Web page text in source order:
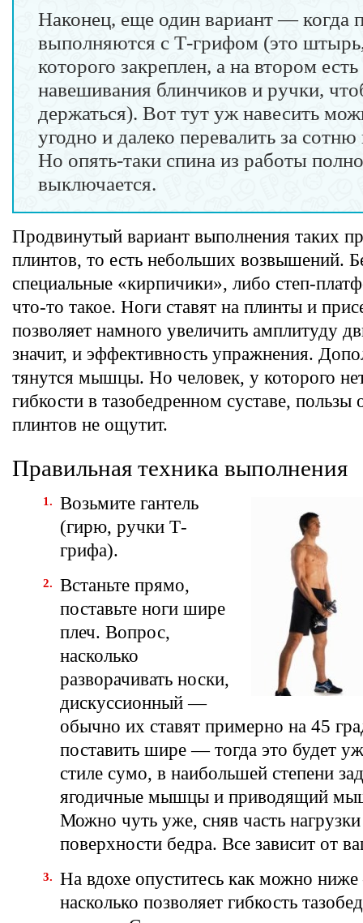
Наконец, еще один вариант — когда
выполняются с Т-грифом (это
которого закреплен, а на втором
навешивания блинчиков и ручки,
держаться). Вот тут уж навесить
угодно и далеко перевалить за
Но опять-таки спина из работы
выключается.
Продвинутый вариант выполнения таких
плинтов, то есть небольших возвышений.
специальные «кирпичики», либо степ-
что-то такое. Ноги ставят на плинты и
позволяет намного увеличить амплитуду
значит, и эффективность упражнения.
тянутся мышцы. Но человек, у которого
гибкости в тазобедренном суставе, пользы
плинтов не ощутит.
Правильная техника выполнения
Возьмите гантель
(гирю, ручки Т-
грифа).
Встаньте прямо,
поставьте ноги шире
плеч. Вопрос,
насколько
разворачивать носки,
дискуссионный —
обычно их ставят примерно на 45
поставить шире — тогда это будет
стиле сумо, в наибольшей степени
ягодичные мышцы и приводящий
Можно чуть уже, сняв часть
поверхности бедра. Все зависит от
На вдохе опуститесь как можно
насколько позволяет гибкость